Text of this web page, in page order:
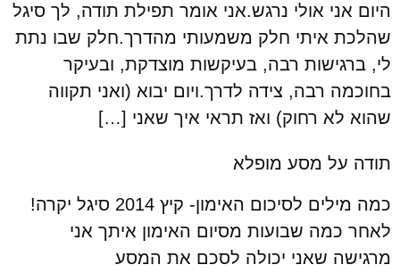
היום אני אולי נרגש.אני אומר תפילת תודה, לך סיגל
שהלכת איתי חלק משמעותי מהדרך.חלק שבו נתת
לי, ברגישות רבה, בעיקשות מוצדקת, ובעיקר
בחוכמה רבה, צידה לדרך.ויום יבוא (ואני תקווה
שהוא לא רחוק) ואז תראי איך שאני […]
תודה על מסע מופלא
כמה מילים לסיכום האימון- קיץ 2014 סיגל יקרה!
לאחר כמה שבועות מסיום האימון איתך אני
מרגישה שאני יכולה לסכם את המסע